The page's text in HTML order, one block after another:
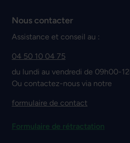
Nous contacter
Assistance et conseil au :
04 50 10 04 75
du lundi au vendredi de 09h00-
Ou contactez-nous via notre
formulaire de contact
Formulaire de rétractation